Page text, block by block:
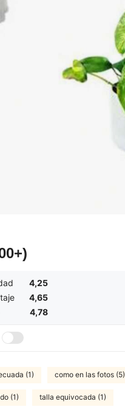
4,25
4,65
4,78
(1) como en las fotos (5)
(1) talla equivocada (1)